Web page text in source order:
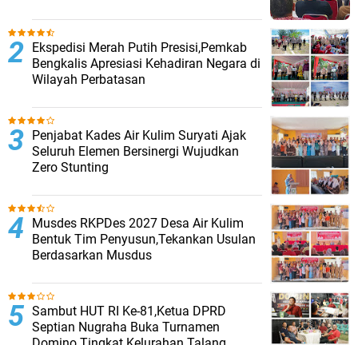
Ekspedisi Merah Putih Presisi,Pemkab
Bengkalis Apresiasi Kehadiran Negara di
Wilayah Perbatasan
Penjabat Kades Air Kulim Suryati Ajak
Seluruh Elemen Bersinergi Wujudkan
Zero Stunting
Musdes RKPDes 2027 Desa Air Kulim
Bentuk Tim Penyusun,Tekankan Usulan
Berdasarkan Musdus
Sambut HUT RI Ke-81,Ketua DPRD
Septian Nugraha Buka Turnamen